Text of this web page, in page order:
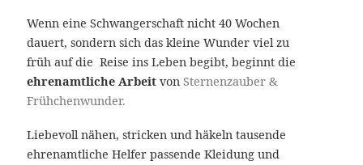
Wenn eine Schwangerschaft nicht 40 Wochen
dauert, sondern sich das kleine Wunder viel zu
früh auf die Reise ins Leben begibt, beginnt die
ehrenamtliche Arbeit von Sternenzauber &
Frühchenwunder.
Liebevoll nähen, stricken und häkeln tausende
ehrenamtliche Helfer passende Kleidung und